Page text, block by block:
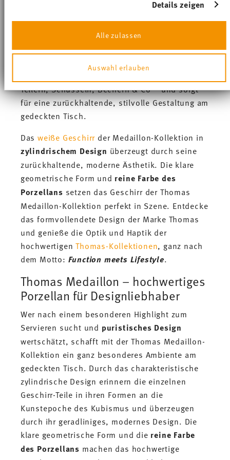
Wir verwenden Cookies, um Inhalte und Anzeigen zu
personalisieren, Funktionen für soziale Medien
anbieten zu können und die Zugriffe auf unsere Website
Ihrer Verwendung unserer Website an unsere Partner für
soziale Medien, Werbung und Analysen weiter. Unsere
Partner führen diese Informationen möglicherweise mit
weiteren Daten zusammen, die Sie ihnen bereitgestellt
haben oder die sie im Rahmen Ihrer Nutzung der
Dienste gesammelt haben.
Details zeigen
Alle zulassen
Auswahl erlauben
Kollektion Thomas Medaillonerhalten
Design-Liebhaber puristischer Formen
modernes Porzellangeschirr
das ein Leben lang Freude bereitet. Das
einzigartige zylindrische Design lenkt die
Tellern, Schüsseln, Bechern & Co – und sorgt
für eine zurückhaltende, stilvolle Gestaltung am
gedeckten Tisch.
Dasweiße Geschirr der Medaillon-Kollektion in
zylindrischem Design überzeugt durch seine
zurückhaltende, moderne Ästhetik. Die klare
geometrische Form und reine Farbe des
Porzellans setzen das Geschirr der Thomas
Medaillon-Kollektion perfekt in Szene. Entdecke
das formvollendete Design der Marke Thomas
und genieße die Optik und Haptik der
hochwertigenThomas-Kollektionen, ganz nach
dem Motto: Function meets Lifestyle.
Thomas Medaillon – hochwertiges
Porzellan für Designliebhaber
Wer nach einem besonderen Highlight zum
Servieren sucht und puristisches Design
wertschätzt, schafft mit der Thomas Medaillon-
Kollektion ein ganz besonderes Ambiente am
gedeckten Tisch. Durch das charakteristische
zylindrische Design erinnern die einzelnen
Geschirr-Teile in ihren Formen an die
Kunstepoche des Kubismus und überzeugen
durch ihr geradliniges, modernes Design. Die
klare geometrische Form und die reine Farbe
des Porzellans machen das hochwertige